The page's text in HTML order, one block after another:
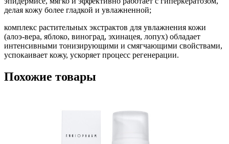
делая кожу более гладкой и увлажненной;
комплекс растительных экстрактов для увлажнения кожи
(алоэ-вера, яблоко, виноград, эхинацея, лопух) обладает
интенсивными тонизирующими и смягчающими свойствами,
успокаивает кожу, ускоряет процесс регенерации.
Похожие товары